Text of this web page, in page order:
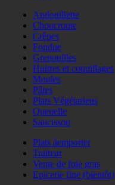
Andouillette
Choucroute
Crêpes
Fondue
Grenouilles
Huitres et coquillages
Moules
Pâtes
Plats Végétariens
Quenelle
Saucisson
Plats àemporter
Traiteur
Vente de foie gras
Epicerie fine (bientôt)